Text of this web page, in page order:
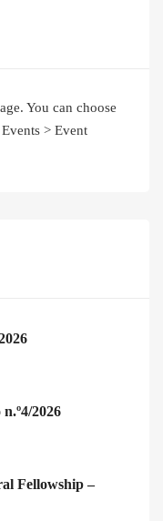
You can choose
> Event
2026
Fellowship –